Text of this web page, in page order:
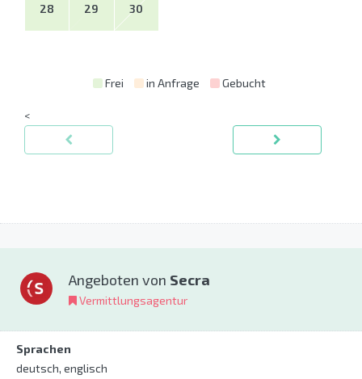
28 29 30
Frei in Anfrage Gebucht
<
Angeboten von Secra
Vermittlungsagentur
Sprachen
deutsch, englisch